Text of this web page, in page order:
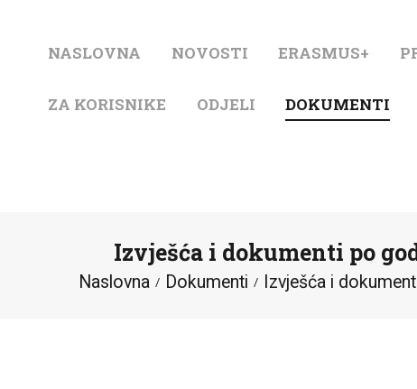
NASLOVNA NOVOSTI ERASMUS+
ZA KORISNIKE ODJELI DOKUMENTI
Izvješća i dokumenti po
Naslovna Dokumenti Izvješća i
ERASMUS+
KATALOG